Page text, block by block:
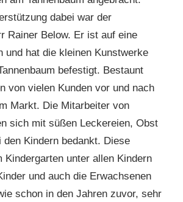
dabei war der
Rainer Below. Er ist auf eine
und hat die kleinen Kunstwerke
befestigt. Bestaunt
von vielen Kunden vor und nach
Markt. Die Mitarbeiter von
sich mit süßen Leckereien, Obst
den Kindern bedankt. Diese
Kindergarten unter allen Kindern
und auch die Erwachsenen
schon in den Jahren zuvor, sehr